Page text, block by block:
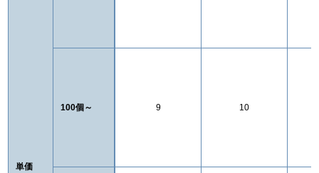
単価
100個～ 9 10